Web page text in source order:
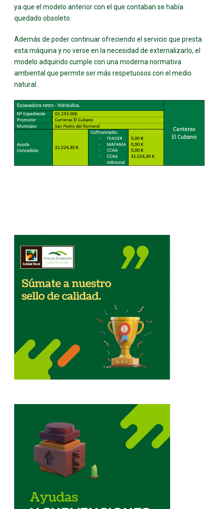
ya que el modelo anterior con el que contaban se había
quedado obsoleto.
Además de poder continuar ofreciendo el servicio que presta
esta máquina y no verse en la necesidad de externalizarlo, el
modelo adquirido cumple con una moderna normativa
ambiental que permite ser más respetuosos con el medio
natural.